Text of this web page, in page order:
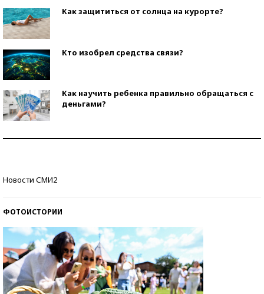
Как защититься от солнца на курорте?
Кто изобрел средства связи?
Как научить ребенка правильно обращаться с
деньгами?
Новости СМИ2
ФОТОИСТОРИИ